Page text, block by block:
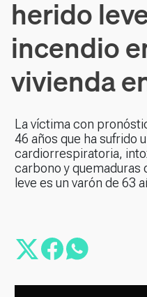
herido
incendio
vivienda
La víctima con
46 años que ha sufrido
cardiorrespiratoria,
carbono y quemaduras
leve es un varón de 63